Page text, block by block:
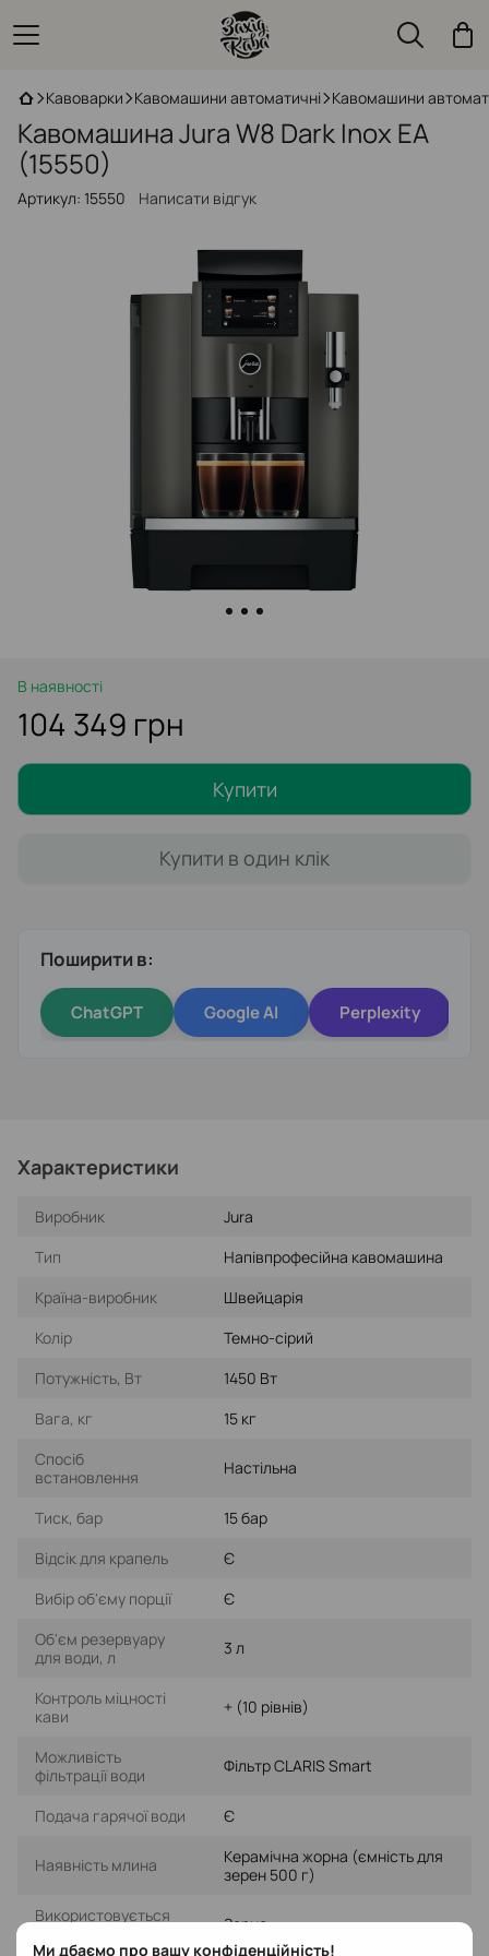
Ми дбаємо про вашу конфіденційність!
Кавоварки Кавомашини автоматичні Кавомашини
Кавомашина Jura W8 Dark Inox EA
(15550)
Артикул: 15550 Написати відгук
В наявності
104 349 грн
Купити
Купити в один клік
Поширити в:
ChatGPT Google AI Perplexity
Характеристики
Виробник
Jura
Тип
Напівпрофесійна кавомашина
Країна-виробник
Швейцарія
Колір
Темно-сірий
Потужність, Вт
1450 Вт
Вага, кг
15 кг
Спосіб
встановлення
Настільна
Тиск, бар
15 бар
Відсік для крапель
Є
Вибір об'єму порції
Є
Об'єм резервуару
для води, л
3 л
Контроль міцності
кави
+ (10 рівнів)
Можливість
фільтрації води
Фільтр CLARIS Smart
Подача гарячої води Є
Наявність млина
Керамічна жорна (ємність для
зерен 500 г)
Використовується
Зерно